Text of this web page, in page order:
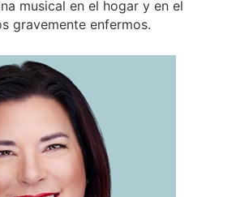
musical en el hogar y en el
gravemente enfermos.